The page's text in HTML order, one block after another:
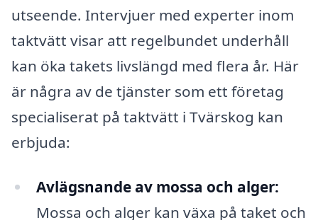
utseende. Intervjuer med experter inom
taktvätt visar att regelbundet underhåll
kan öka takets livslängd med flera år. Här
är några av de tjänster som ett företag
specialiserat på taktvätt i Tvärskog kan
erbjuda:
Avlägsnande av mossa och alger:
Mossa och alger kan växa på taket och